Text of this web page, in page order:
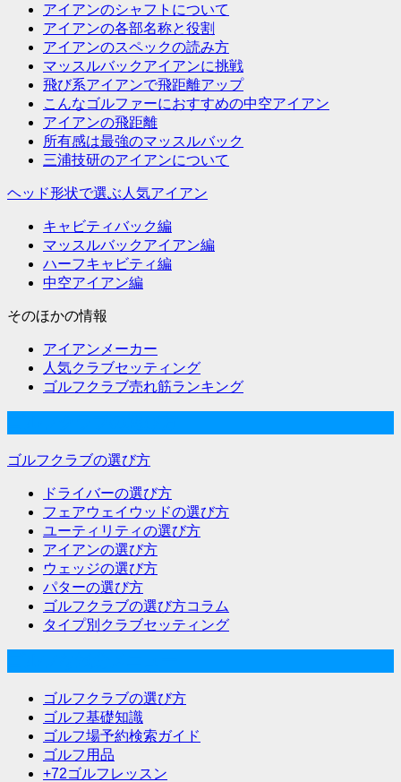
アイアンのシャフトについて
アイアンの各部名称と役割
アイアンのスペックの読み方
マッスルバックアイアンに挑戦
飛び系アイアンで飛距離アップ
こんなゴルファーにおすすめの中空アイアン
アイアンの飛距離
所有感は最強のマッスルバック
三浦技研のアイアンについて
ヘッド形状で選ぶ人気アイアン
キャビティバック編
マッスルバックアイアン編
ハーフキャビティ編
中空アイアン編
そのほかの情報
アイアンメーカー
人気クラブセッティング
ゴルフクラブ売れ筋ランキング
ゴルフクラブの選び方
ドライバーの選び方
フェアウェイウッドの選び方
ユーティリティの選び方
アイアンの選び方
ウェッジの選び方
パターの選び方
ゴルフクラブの選び方コラム
タイプ別クラブセッティング
ゴルフクラブの選び方
ゴルフ基礎知識
ゴルフ場予約検索ガイド
ゴルフ用品
+72ゴルフレッスン